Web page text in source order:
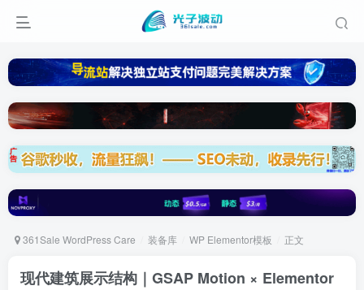
361Sale WordPress Care 装备库 WP Elementor模板 正文
现代建筑展示结构｜GSAP Motion × Elementor